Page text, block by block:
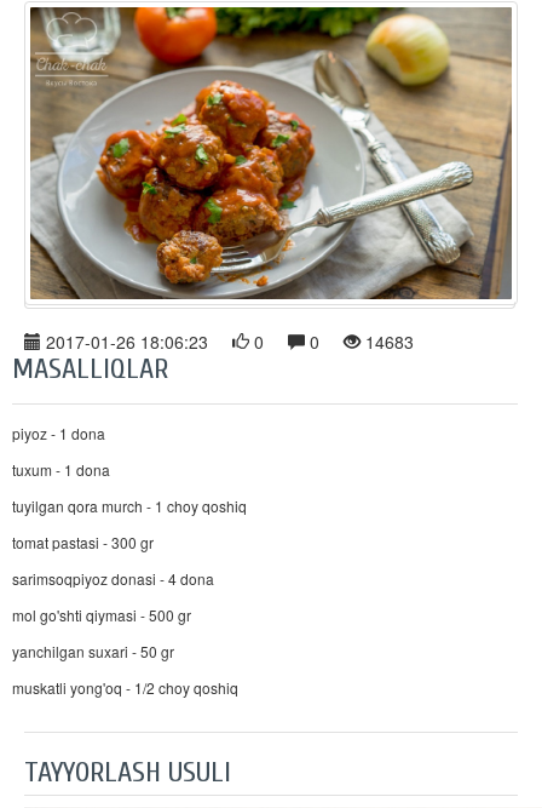
2017-01-26 18:06:23 0 0 14683
MASALLIQLAR
piyoz - 1 dona
tuxum - 1 dona
tuyilgan qora murch - 1 choy qoshiq
tomat pastasi - 300 gr
sarimsoqpiyoz donasi - 4 dona
mol go'shti qiymasi - 500 gr
yanchilgan suxari - 50 gr
muskatli yong'oq - 1/2 choy qoshiq
TAYYORLASH USULI